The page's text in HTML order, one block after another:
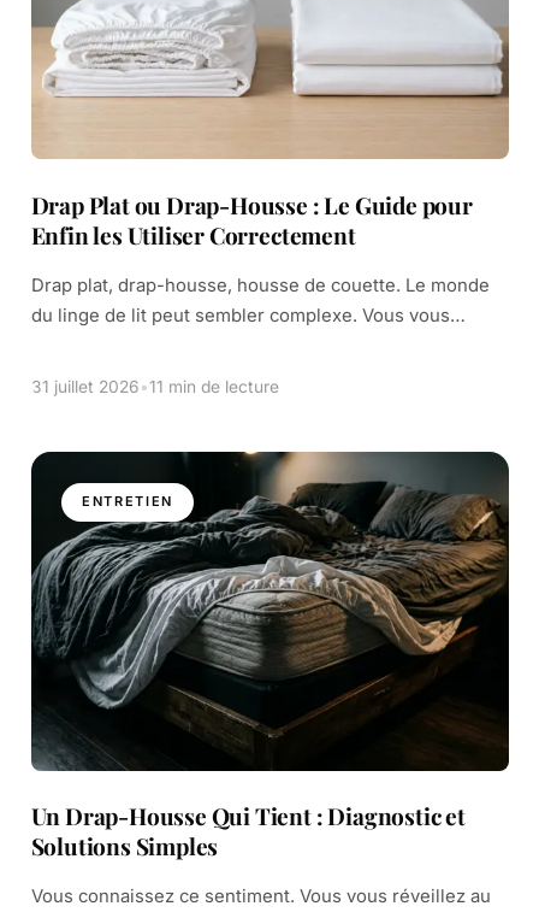
Drap Plat ou Drap-Housse : Le Guide pour
Enfin les Utiliser Correctement
Drap plat, drap-housse, housse de couette. Le monde
du linge de lit peut sembler complexe. Vous vous
Sont-ils tous nécessaires ? L’un remplace-t-il […]
31 juillet 2026•11 min de lecture
ENTRETIEN
Un Drap-Housse Qui Tient : Diagnostic et
Solutions Simples
Vous connaissez ce sentiment. Vous vous réveillez au